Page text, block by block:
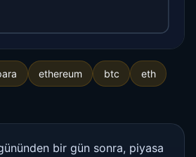
ethereum btc eth
gününden bir gün sonra, piyasa